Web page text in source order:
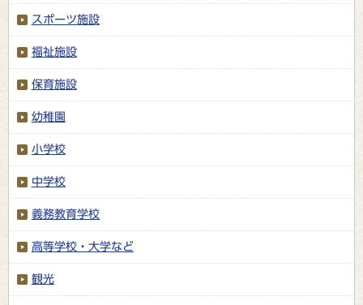
スポーツ施設
福祉施設
保育施設
幼稚園
小学校
中学校
義務教育学校
高等学校・大学など
観光